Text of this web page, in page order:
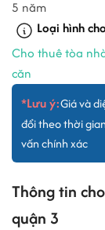
5 năm
Loại hình
Cho thuê tòa
căn
*Lưu ý:Giá và
đổi theo thời
vấn chính xác
Thông tin
quận 3